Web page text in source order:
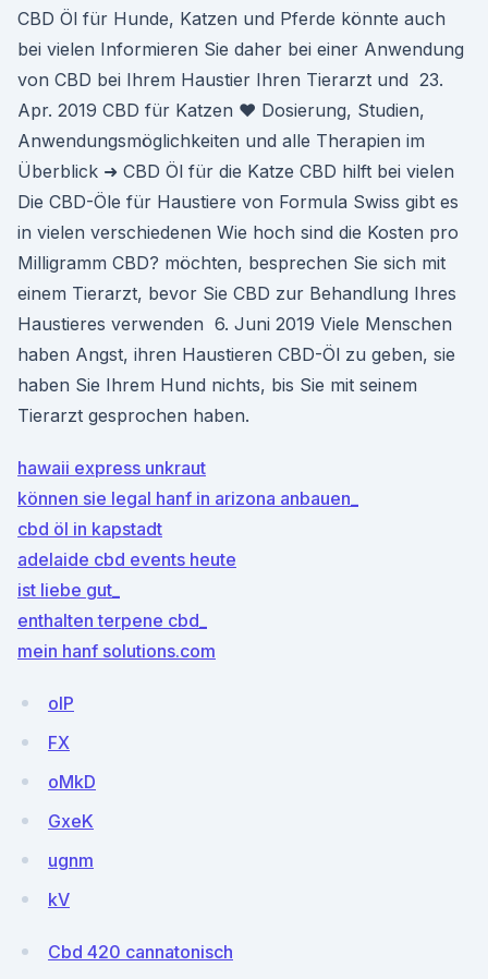
CBD Öl für Hunde, Katzen und Pferde könnte auch
bei vielen Informieren Sie daher bei einer Anwendung
von CBD bei Ihrem Haustier Ihren Tierarzt und 23.
Apr. 2019 CBD für Katzen ❤ Dosierung, Studien,
Anwendungsmöglichkeiten und alle Therapien im
Überblick ➜ CBD Öl für die Katze CBD hilft bei vielen
Die CBD-Öle für Haustiere von Formula Swiss gibt es
in vielen verschiedenen Wie hoch sind die Kosten pro
Milligramm CBD? möchten, besprechen Sie sich mit
einem Tierarzt, bevor Sie CBD zur Behandlung Ihres
Haustieres verwenden 6. Juni 2019 Viele Menschen
haben Angst, ihren Haustieren CBD-Öl zu geben, sie
haben Sie Ihrem Hund nichts, bis Sie mit seinem
Tierarzt gesprochen haben.
hawaii express unkraut
können sie legal hanf in arizona anbauen_
cbd öl in kapstadt
adelaide cbd events heute
ist liebe gut_
enthalten terpene cbd_
mein hanf solutions.com
oIP
FX
oMkD
GxeK
ugnm
kV
Cbd 420 cannatonisch